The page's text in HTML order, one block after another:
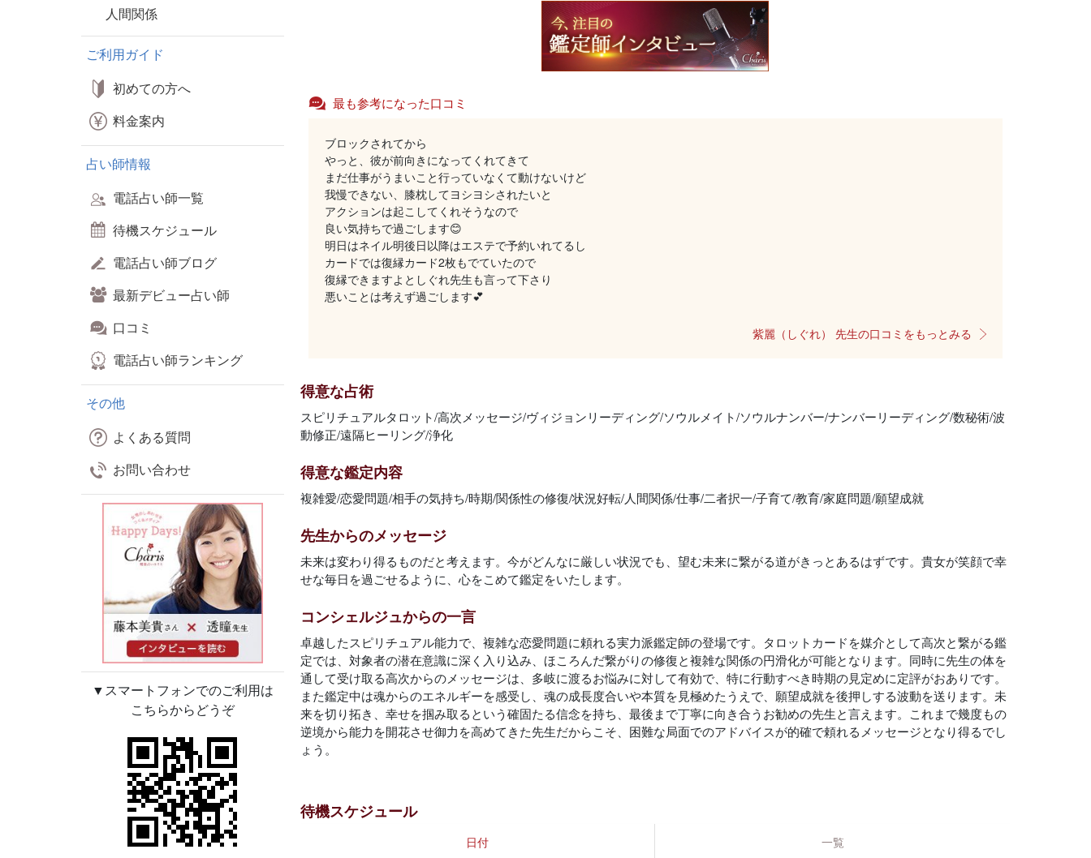
人間関係
ご利用ガイド
初めての方へ
料金案内
占い師情報
電話占い師一覧
待機スケジュール
電話占い師ブログ
最新デビュー占い師
口コミ
電話占い師ランキング
その他
よくある質問
お問い合わせ
▼スマートフォンでのご利用は
こちらからどうぞ
最も参考になった口コミ
ブロックされてから
やっと、彼が前向きになってくれてきて
まだ仕事がうまいこと行っていなくて動けないけど
我慢できない、膝枕してヨシヨシされたいと
アクションは起こしてくれそうなので
良い気持ちで過ごします😊
明日はネイル明後日以降はエステで予約いれてるし
カードでは復縁カード2枚もでていたので
復縁できますよとしぐれ先生も言って下さり
悪いことは考えず過ごします💕
紫麗（しぐれ） 先生の口コミをもっとみる
得意な占術
スピリチュアルタロット/高次メッセージ/ヴィジョンリーディング/ソウルメイト/ソウルナンバー/ナンバーリーディング/数秘術/波
動修正/遠隔ヒーリング/浄化
得意な鑑定内容
複雑愛/恋愛問題/相手の気持ち/時期/関係性の修復/状況好転/人間関係/仕事/二者択一/子育て/教育/家庭問題/願望成就
先生からのメッセージ
未来は変わり得るものだと考えます。今がどんなに厳しい状況でも、望む未来に繋がる道がきっとあるはずです。貴女が笑顔で幸
せな毎日を過ごせるように、心をこめて鑑定をいたします。
コンシェルジュからの一言
卓越したスピリチュアル能力で、複雑な恋愛問題に頼れる実力派鑑定師の登場です。タロットカードを媒介として高次と繋がる鑑
定では、対象者の潜在意識に深く入り込み、ほころんだ繋がりの修復と複雑な関係の円滑化が可能となります。同時に先生の体を
通して受け取る高次からのメッセージは、多岐に渡るお悩みに対して有効で、特に行動すべき時期の見定めに定評がおありです。
また鑑定中は魂からのエネルギーを感受し、魂の成長度合いや本質を見極めたうえで、願望成就を後押しする波動を送ります。未
来を切り拓き、幸せを掴み取るという確固たる信念を持ち、最後まで丁寧に向き合うお勧めの先生と言えます。これまで幾度もの
逆境から能力を開花させ御力を高めてきた先生だからこそ、困難な局面でのアドバイスが的確で頼れるメッセージとなり得るでし
ょう。
待機スケジュール
日付 一覧